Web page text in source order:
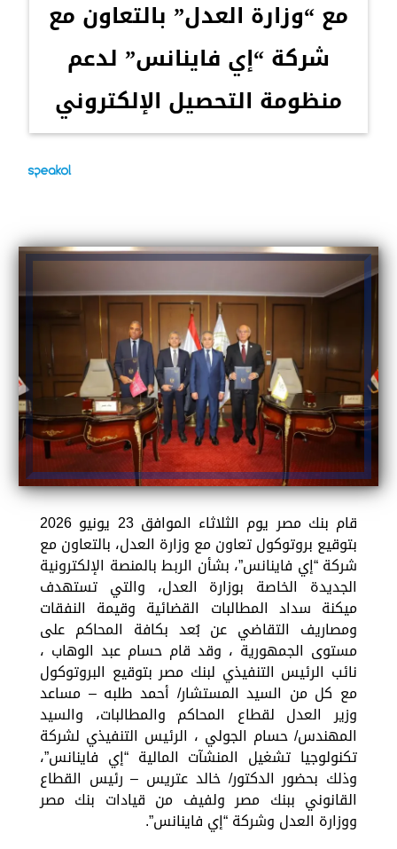
مع “وزارة العدل” بالتعاون مع
شركة “إي فاينانس” لدعم
منظومة التحصيل الإلكتروني
قام بنك مصر يوم الثلاثاء الموافق 23 يونيو 2026
بتوقيع بروتوكول تعاون مع وزارة العدل، بالتعاون مع
شركة “إي فاينانس”، بشأن الربط بالمنصة الإلكترونية
الجديدة الخاصة بوزارة العدل، والتي تستهدف
ميكنة سداد المطالبات القضائية وقيمة النفقات
ومصاريف التقاضي عن بُعد بكافة المحاكم على
مستوى الجمهورية ، وقد قام حسام عبد الوهاب ،
نائب الرئيس التنفيذي لبنك مصر بتوقيع البروتوكول
مع كل من السيد المستشار/ أحمد طلبه – مساعد
وزير العدل لقطاع المحاكم والمطالبات، والسيد
المهندس/ حسام الجولي ، الرئيس التنفيذي لشركة
تكنولوجيا تشغيل المنشآت المالية “إي فاينانس”،
وذلك بحضور الدكتور/ خالد عتريس – رئيس القطاع
القانوني ببنك مصر ولفيف من قيادات بنك مصر
ووزارة العدل وشركة “إي فاينانس”.